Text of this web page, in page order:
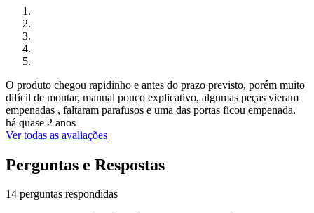
O produto chegou rapidinho e antes do prazo previsto, porém muito
difícil de montar, manual pouco explicativo, algumas peças vieram
empenadas , faltaram parafusos e uma das portas ficou empenada.
há quase 2 anos
Ver todas as avaliações
Perguntas e Respostas
14 perguntas respondidas